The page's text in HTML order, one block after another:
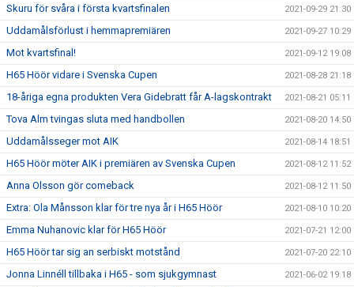
Skuru för svåra i första kvartsfinalen 2021-09-29 21:30
Uddamålsförlust i hemmapremiären 2021-09-27 10:29
Mot kvartsfinal! 2021-09-12 19:08
H65 Höör vidare i Svenska Cupen 2021-08-28 21:18
18-åriga egna produkten Vera Gidebratt får A-lagskontrakt 2021-08-21 05:11
Tova Alm tvingas sluta med handbollen 2021-08-20 14:50
Uddamålsseger mot AIK 2021-08-14 18:51
H65 Höör möter AIK i premiären av Svenska Cupen 2021-08-12 11:52
Anna Olsson gör comeback 2021-08-12 11:50
Extra: Ola Månsson klar för tre nya år i H65 Höör 2021-08-10 10:20
Emma Nuhanovic klar för H65 Höör 2021-07-21 12:00
H65 Höör tar sig an serbiskt motstånd 2021-07-20 22:10
Jonna Linnéll tillbaka i H65 - som sjukgymnast 2021-06-02 19:18